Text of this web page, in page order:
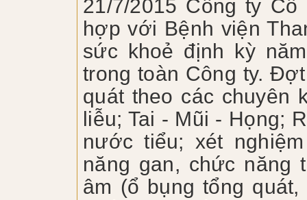
21/7/2015 Công ty
hợp với Bệnh viện
sức khoẻ định kỳ
trong toàn Công ty.
quát theo các chuyên
liễu; Tai - Mũi - Họng;
nước tiểu; xét
năng gan, chức năng
âm (ổ bụng tổng